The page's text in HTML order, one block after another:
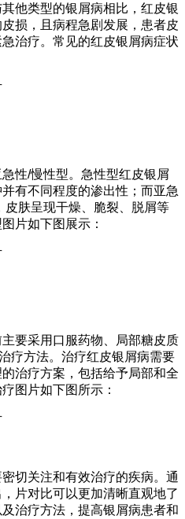
他类型的银屑病相比，红皮银
损，且病程急剧发展，患者皮
治疗。常见的红皮银屑病症状
性/慢性型。急性型红皮银屑
有不同程度的渗出性；而亚急
肤呈现干燥、脆裂、脱屑等
片如下图展示：
要采用口服药物、局部糖皮质
疗方法。治疗红皮银屑病需要
治疗方案，包括给予局部和全
图片如下图所示：
切关注和有效治疗的疾病。通
片对比可以更加清晰直观地了
治疗方法，提高银屑病患者和